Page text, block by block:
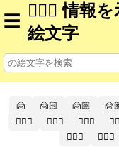
☰
💁🏿‍♂ 情報
絵文字
🙍 🙍🏻 🙍🏼
🙍🏼‍♂️
🙍🏼‍♂ 🙍🏽‍♂️
🙍🏻‍♀️
🙍🏻‍♀